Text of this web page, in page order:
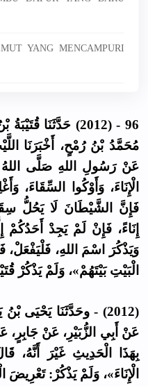
YANG MENCAMPURI
96 - (2012) حَدَّثَنَا
مُحَمَّدُ بْنُ رُمْحٍ، أَخْبَرَنَا
عَنْ رَسُولِ اللهِ صَلَّى
الْإِنَاءَ، وَأَوْكُوا السِّقَاءَ،
فَإِنَّ الشَّيْطَانَ لَا يَحُلُّ
إِنَاءً، فَإِنْ لَمْ يَجِدْ أَحَدُكُمْ
وَيَذْكُرَ اسْمَ اللهِ،
الْبَيْتِ بَيْتَهُمْ»، وَلَمْ يَذْكُرْ
(2012) - وحَدَّثَنَا
عَنْ أَبِي الزُّبَيْرِ، عَنْ
بِهَذَا الْحَدِيثِ غَيْرَ أَنَّهُ،
الْإِنَاءَ»، وَلَمْ يَذْكُرْ: تَعْرِيضَ